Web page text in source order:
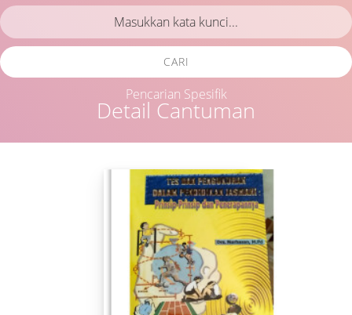
Detail Cantuman
CARI
Pencarian Spesifik